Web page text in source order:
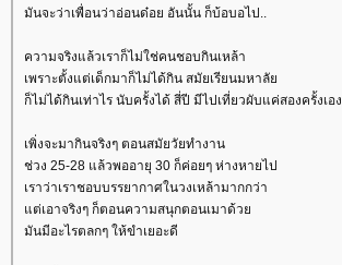
มันจะว่าเพื่อนว่าอ่อนด๋อย อันนั้น ก็บ้อบอไป..
ความจริงแล้วเราก็ไม่ใช่คนชอบกินเหล้า
เพราะตั้งแต่เด็กมาก็ไม่ได้กิน สมัยเรียนมหาลั
ก็ไม่ได้กินเท่าไร นับครั้งได้ สี่ปี มีไปเที่ยวผับแค่สองครั้งเอง
เพิ่งจะมากินจริงๆ ตอนสมัยวัยทำงาน
ช่วง 25-28 แล้วพออายุ 30 ก็ค่อยๆ ห่างหายไป
เราว่าเราชอบบรรยากาศในวงเหล้ามากกว่า
ต่เอาจริงๆ ก็ตอนความสนุกตอนเมาด้ว
มันมีอะไรตลกๆ ให้ขำเยอะดี